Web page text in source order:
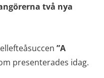
två nya
”A
presenterades idag.